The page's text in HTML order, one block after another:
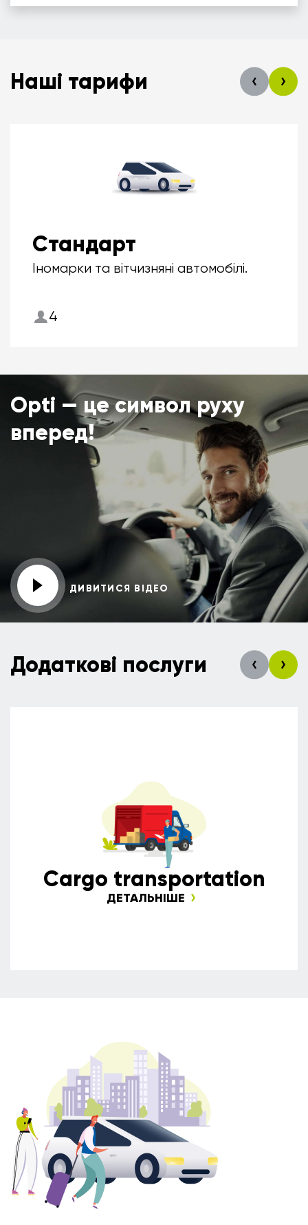
Наші тарифи
Стандарт
Іномарки та вітчизняні автомобілі.
4
Opti — це символ руху
вперед!
ДИВИТИСЯ ВІДЕО
Додаткові послуги
Сargo transportation
ДЕТАЛЬНІШЕ